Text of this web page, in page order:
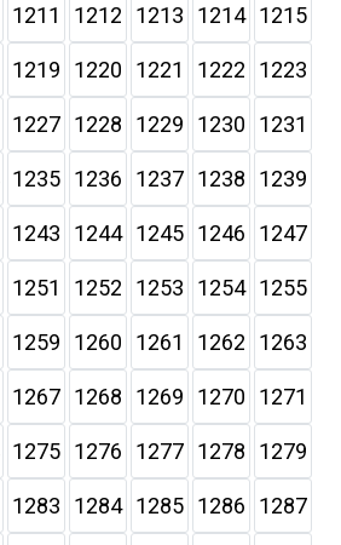
1211 1212 1213 1214 1215
1219 1220 1221 1222 1223
1227 1228 1229 1230 1231
1235 1236 1237 1238 1239
1243 1244 1245 1246 1247
1251 1252 1253 1254 1255
1259 1260 1261 1262 1263
1267 1268 1269 1270 1271
1275 1276 1277 1278 1279
1283 1284 1285 1286 1287